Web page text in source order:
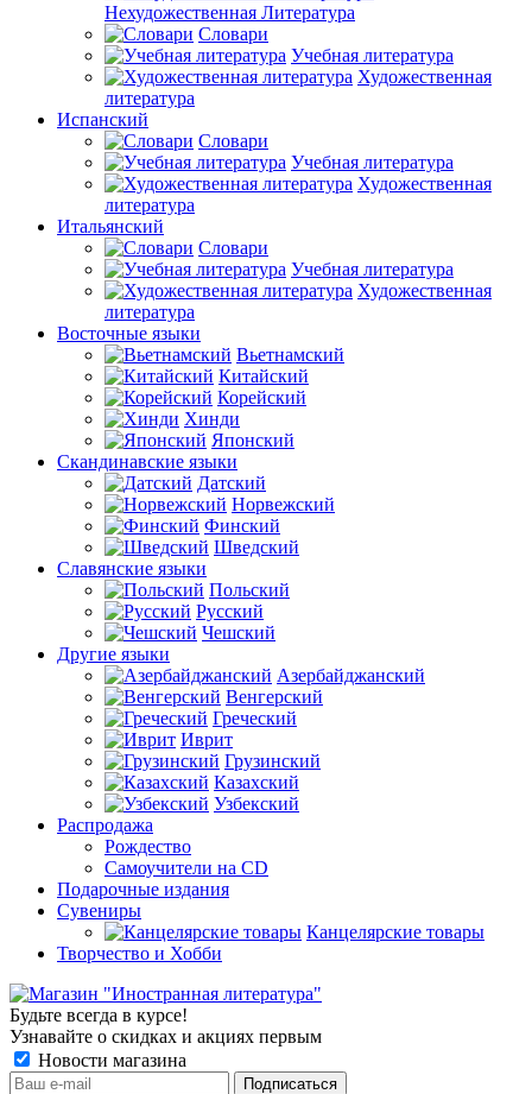
Нехудожественная Литература
Словари
Учебная литература
Художественная
литература
Испанский
Словари
Учебная литература
Художественная
литература
Итальянский
Словари
Учебная литература
Художественная
литература
Восточные языки
Вьетнамский
Китайский
Корейский
Хинди
Японский
Скандинавские языки
Датский
Норвежский
Финский
Шведский
Славянские языки
Польский
Русский
Чешский
Другие языки
Азербайджанский
Венгерский
Греческий
Иврит
Грузинский
Казахский
Узбекский
Распродажа
Рождество
Самоучители на CD
Подарочные издания
Сувениры
Канцелярские товары
Творчество и Хобби
Будьте всегда в курсе!
Узнавайте о скидках и акциях первым
Новости магазина